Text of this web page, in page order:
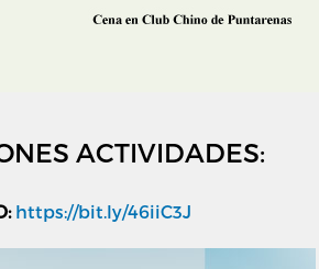
ACTIVIDADES:
https://bit.ly/46iiC3J